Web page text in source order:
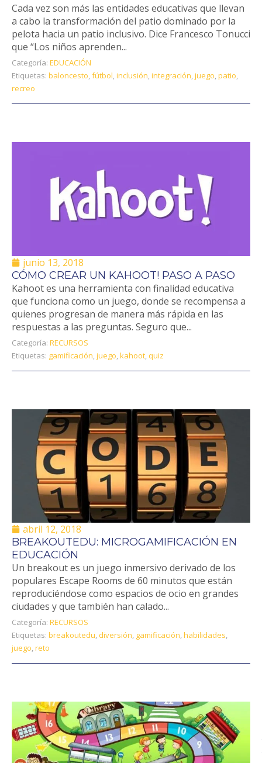
Cada vez son más las entidades educativas que llevan
a cabo la transformación del patio dominado por la
pelota hacia un patio inclusivo. Dice Francesco Tonucci
que “Los niños aprenden...
Categoría: EDUCACIÓN
Etiquetas: baloncesto,fútbol,inclusión,integración,juego,patio,
recreo
junio 13, 2018
CÓMO CREAR UN KAHOOT! PASO A PASO
Kahoot es una herramienta con finalidad educativa
que funciona como un juego, donde se recompensa a
quienes progresan de manera más rápida en las
respuestas a las preguntas. Seguro que...
Categoría: RECURSOS
Etiquetas: gamificación,juego,kahoot,quiz
abril 12, 2018
BREAKOUTEDU: MICROGAMIFICACIÓN EN
EDUCACIÓN
Un breakout es un juego inmersivo derivado de los
populares Escape Rooms de 60 minutos que están
reproduciéndose como espacios de ocio en grandes
ciudades y que también han calado...
Categoría: RECURSOS
Etiquetas: breakoutedu, diversión, gamificación,habilidades,
juego,reto